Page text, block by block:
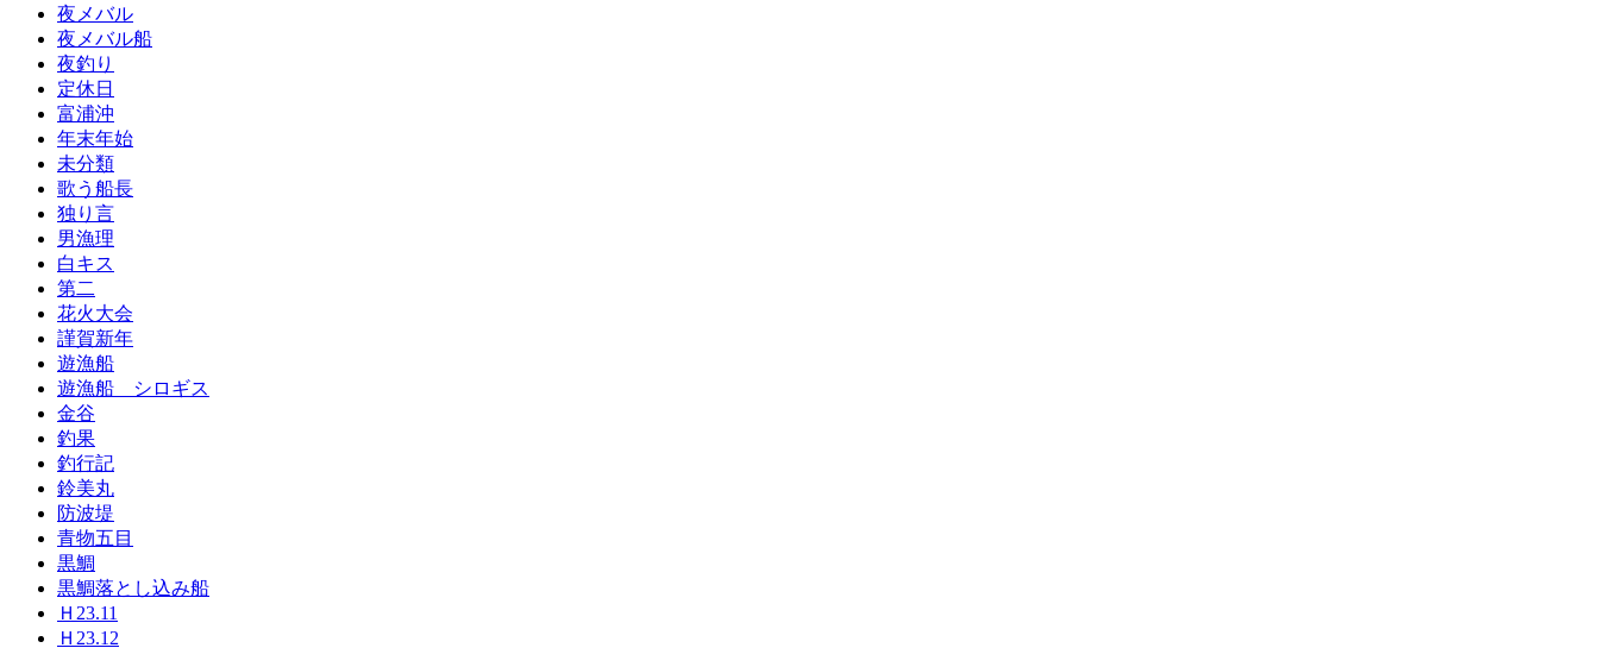
夜メバル
夜メバル船
夜釣り
定休日
富浦沖
年末年始
未分類
歌う船長
独り言
男漁理
白キス
第二
花火大会
謹賀新年
遊漁船
遊漁船 シロギス
金谷
釣果
釣行記
鈴美丸
防波堤
青物五目
黒鯛
黒鯛落とし込み船
Ｈ23.11
Ｈ23.12